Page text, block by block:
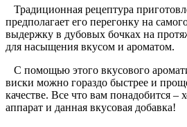
Традиционная рецептура
предполагает его перегонку на
выдержку в дубовых бочках на
для насыщения вкусом и ароматом.
С помощью этого вкусового
виски можно гораздо быстрее и
качестве. Все что вам понадобится
аппарат и данная вкусовая добавка!